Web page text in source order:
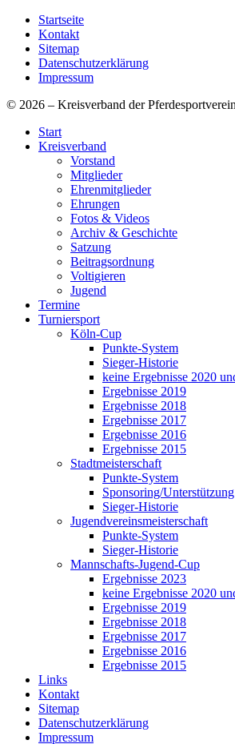
Startseite
Kontakt
Sitemap
Datenschutzerklärung
Impressum
© 2026 – Kreisverband der
Start
Kreisverband
Vorstand
Mitglieder
Ehrenmitglieder
Ehrungen
Fotos & Videos
Archiv & Geschichte
Satzung
Beitragsordnung
Voltigieren
Jugend
Termine
Turniersport
Köln-Cup
Punkte-System
Sieger-Historie
keine Ergebnisse 2020
Ergebnisse 2019
Ergebnisse 2018
Ergebnisse 2017
Ergebnisse 2016
Ergebnisse 2015
Stadtmeisterschaft
Punkte-System
Sponsoring/Unterstützung
Sieger-Historie
Jugendvereinsmeisterschaft
Punkte-System
Sieger-Historie
Mannschafts-Jugend-Cup
Ergebnisse 2023
keine Ergebnisse 2020
Ergebnisse 2019
Ergebnisse 2018
Ergebnisse 2017
Ergebnisse 2016
Ergebnisse 2015
Links
Kontakt
Sitemap
Datenschutzerklärung
Impressum